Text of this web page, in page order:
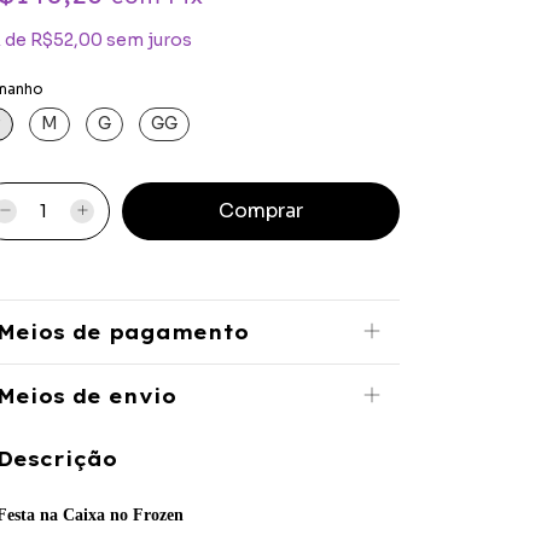
de R$52,00 sem juros
M G GG
de pagamento
de envio
na Caixa no Frozen